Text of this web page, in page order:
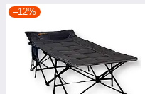
–12%